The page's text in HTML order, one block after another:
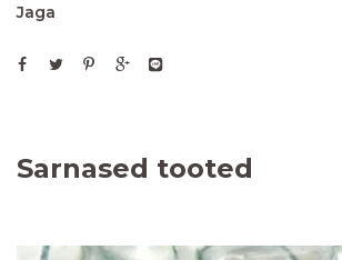
Jaga
Sarnased tooted